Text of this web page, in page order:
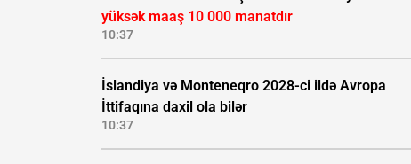
yüksək maaş 10 000 manatdır
10:37
İslandiya və Monteneqro 2028-ci ildə Avropa
İttifaqına daxil ola bilər
10:37